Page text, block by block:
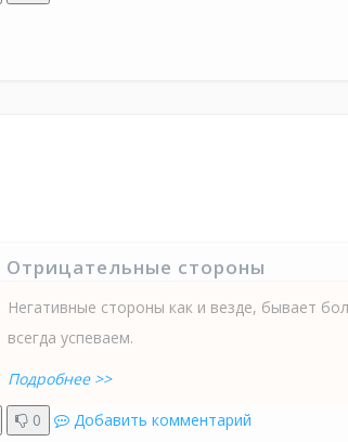
Отрицательные стороны
Негативные стороны как и везде, бывает
всегда успеваем.
Подробнее >>
0 Добавить комментарий